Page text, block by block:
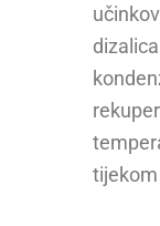
tijekom